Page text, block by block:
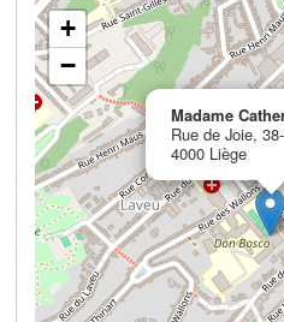
Madame
Rue de Joie,
4000 Liège
+
−